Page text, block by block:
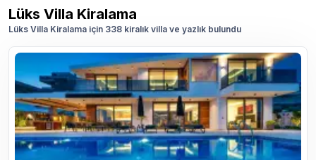
Lüks Villa Kiralama
Lüks Villa Kiralama için 338 kiralık villa ve yazlık bulundu